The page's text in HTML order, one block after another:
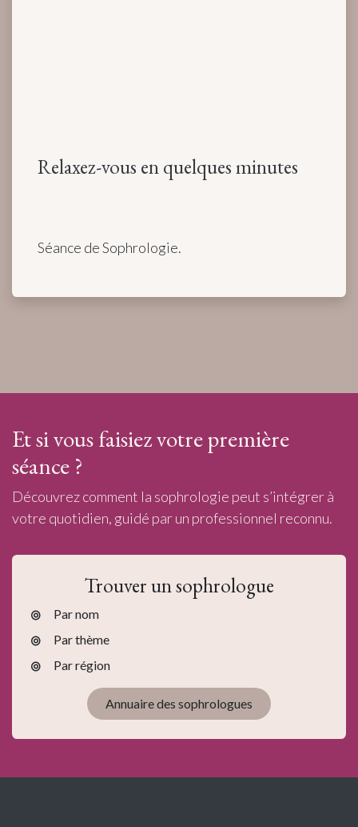
Relaxez-vous en quelques minutes
Séance de Sophrologie.
Et si vous faisiez votre première
séance ?
Découvrez comment la sophrologie peut s’intégrer à
votre quotidien, guidé par un professionnel reconnu.
Trouver un sophrologue
Par nom
Par thème
Par région
Annuaire des sophrologues